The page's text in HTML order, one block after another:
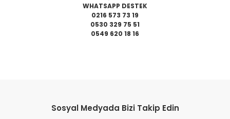
WHATSAPP DESTEK
0216 573 73 19
0530 329 75 51
0549 620 18 16
Sosyal Medyada Bizi Takip Edin